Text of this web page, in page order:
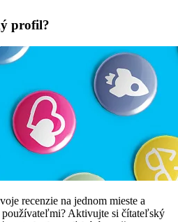
profil?
recenzie na jednom mieste a
používateľmi? Aktivujte si čítateľský